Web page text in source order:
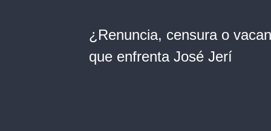
¿Renuncia, censura o
que enfrenta José Jerí